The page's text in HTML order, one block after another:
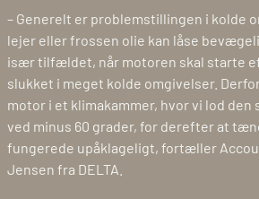
– Generelt er problemstillingen i kolde
lejer eller frossen olie kan låse
især tilfældet, når motoren skal starte
slukket i meget kolde omgivelser.
motor i et klimakammer, hvor vi lod den
ved minus 60 grader, for derefter at
fungerede upåklageligt, fortæller
Jensen fra DELTA.